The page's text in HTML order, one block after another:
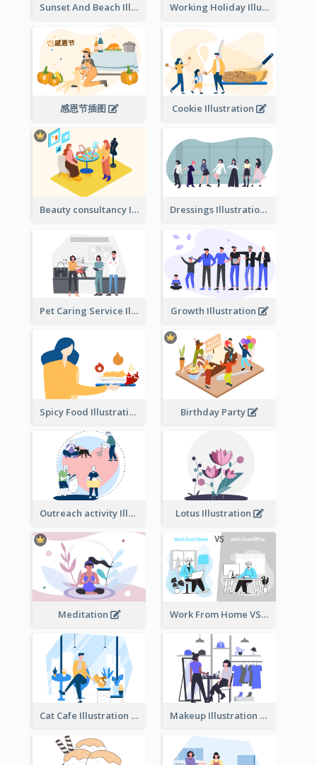
Sunset And Beach Illustration Working Holiday Illustration
感恩节插图 Cookie Illustration
Beauty consultancy Illustration Dressings Illustration
Pet Caring Service Illustration Growth Illustration
Spicy Food Illustration Birthday Party
Outreach activity Illustration Lotus Illustration
Meditation Work From Home VS Work From Office
Cat Cafe Illustration Makeup Illustration